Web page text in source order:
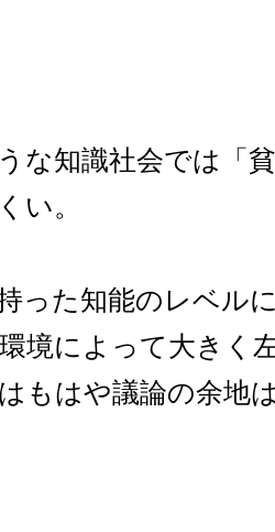
な知識社会では「
い。
った知能のレベル
境によって大きく
もはや議論の余地